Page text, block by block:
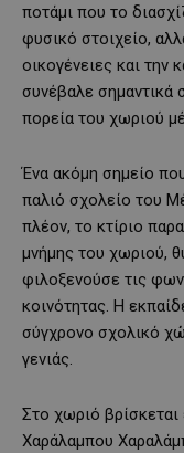
ποτάμι που το
φυσικό στοιχείο,
οικογένειες και την
συνέβαλε σημαντικά
πορεία του χωριού
Ένα ακόμη σημείο
παλιό σχολείο του
πλέον, το κτίριο
μνήμης του χωριού,
φιλοξενούσε τις
κοινότητας. Η
σύγχρονο σχολικό
γενιάς.
Στο χωριό
Χαράλαμπου